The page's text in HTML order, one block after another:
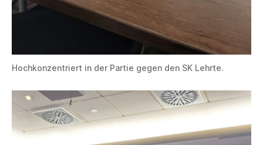
Hochkonzentriert in der Partie gegen den SK Lehrte.